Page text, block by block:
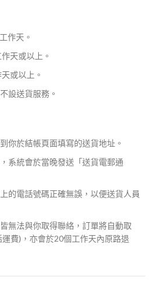
作天。
天或以上。
或以上。
設送貨服務。
你於結帳頁面填寫的送貨地址。
系統會於當晚發送「送貨電郵通
的電話號碼正確無誤，以便送貨人員
無法與你取得聯絡，訂單將自動取
費)，亦會於20個工作天內原路退